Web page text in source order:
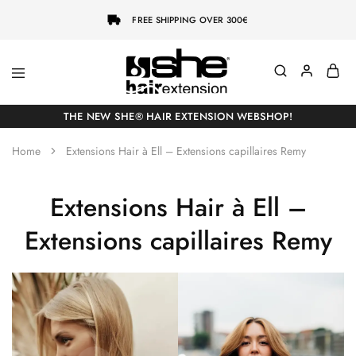
FREE SHIPPING OVER 300€
She-
Hairextensions
Socap
Premium
Hair
THE NEW SHE® HAIR EXTENSION WEBSHOP!
Home Extensions Hair à Ell – Extensions capillaires Remy
Extensions Hair à Ell –
Extensions capillaires Remy